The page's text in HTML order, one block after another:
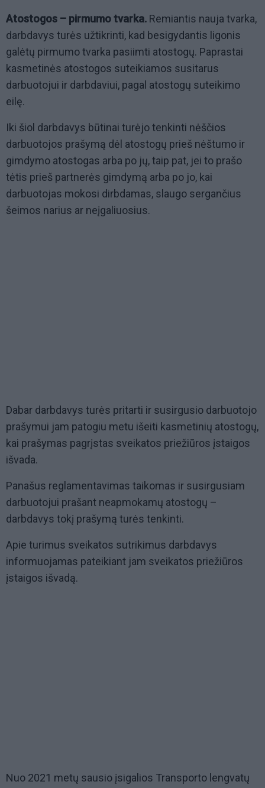
Atostogos – pirmumo tvarka. Remiantis nauja tvarka,
darbdavys turės užtikrinti, kad besigydantis ligonis
galėtų pirmumo tvarka pasiimti atostogų. Paprastai
kasmetinės atostogos suteikiamos susitarus
darbuotojui ir darbdaviui, pagal atostogų suteikimo
eilę.
Iki šiol darbdavys būtinai turėjo tenkinti nėščios
darbuotojos prašymą dėl atostogų prieš nėštumo ir
gimdymo atostogas arba po jų, taip pat, jei to prašo
tėtis prieš partnerės gimdymą arba po jo, kai
darbuotojas mokosi dirbdamas, slaugo sergančius
šeimos narius ar neįgaliuosius.
Dabar darbdavys turės pritarti ir susirgusio darbuotojo
prašymui jam patogiu metu išeiti kasmetinių atostogų,
kai prašymas pagrįstas sveikatos priežiūros įstaigos
išvada.
Panašus reglamentavimas taikomas ir susirgusiam
darbuotojui prašant neapmokamų atostogų –
darbdavys tokį prašymą turės tenkinti.
Apie turimus sveikatos sutrikimus darbdavys
informuojamas pateikiant jam sveikatos priežiūros
įstaigos išvadą.
Nuo 2021 metų sausio įsigalios Transporto lengvatų